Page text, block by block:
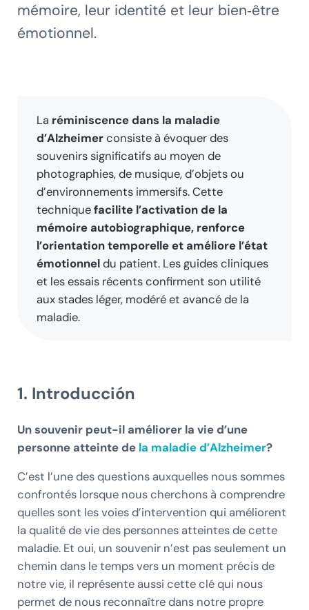
mémoire, leur identité et leur bien‑être
émotionnel.
La réminiscence dans la maladie
d’Alzheimerconsiste à évoquer des
souvenirs significatifs au moyen de
photographies, de musique, d’objets ou
d’environnements immersifs. Cette
techniquefacilite l’activation de la
mémoire autobiographique, renforce
l’orientation temporelle et améliore l’état
émotionneldu patient. Les guides cliniques
et les essais récents confirment son utilité
aux stades léger, modéré et avancé de la
maladie.
1. Introducción
Un souvenir peut-il améliorer la vie d’une
personne atteinte de la maladie d’Alzheimer?
C’est l’une des questions auxquelles nous sommes
confrontés lorsque nous cherchons à comprendre
quelles sont les voies d’intervention qui améliorent
la qualité de vie des personnes atteintes de cette
maladie. Et oui, un souvenir n’est pas seulement un
chemin dans le temps vers un moment précis de
notre vie, il représente aussi cette clé qui nous
permet de nous reconnaître dans notre propre